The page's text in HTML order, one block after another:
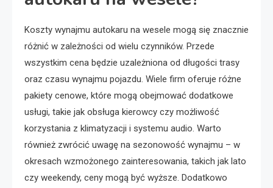
Koszty wynajmu autokaru na wesele mogą się znacznie
różnić w zależności od wielu czynników. Przede
wszystkim cena będzie uzależniona od długości trasy
oraz czasu wynajmu pojazdu. Wiele firm oferuje różne
pakiety cenowe, które mogą obejmować dodatkowe
usługi, takie jak obsługa kierowcy czy możliwość
korzystania z klimatyzacji i systemu audio. Warto
również zwrócić uwagę na sezonowość wynajmu – w
okresach wzmożonego zainteresowania, takich jak lato
czy weekendy, ceny mogą być wyższe. Dodatkowo